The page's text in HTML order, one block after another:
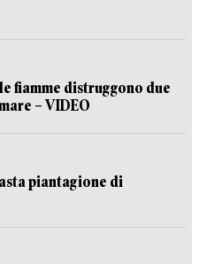
fiamme distruggono due
– VIDEO
piantagione di